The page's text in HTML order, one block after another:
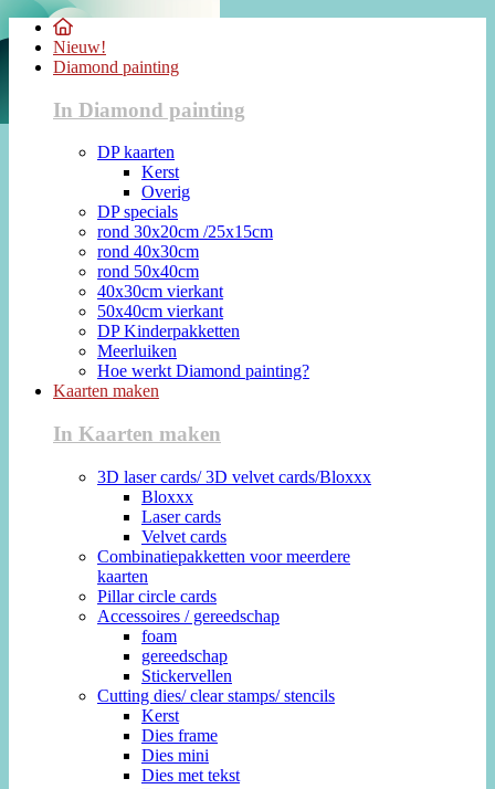
Nieuw!
Diamond painting
In Diamond painting
DP kaarten
Kerst
Overig
DP specials
rond 30x20cm /25x15cm
rond 40x30cm
rond 50x40cm
40x30cm vierkant
50x40cm vierkant
DP Kinderpakketten
Meerluiken
Hoe werkt Diamond painting?
Kaarten maken
In Kaarten maken
3D laser cards/ 3D velvet cards/Bloxxx
Bloxxx
Laser cards
Velvet cards
Combinatiepakketten voor meerdere
kaarten
Pillar circle cards
Accessoires / gereedschap
foam
gereedschap
Stickervellen
Cutting dies/ clear stamps/ stencils
Kerst
Dies frame
Dies mini
Dies met tekst